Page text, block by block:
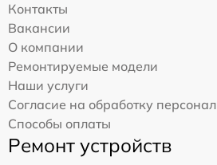
Контакты
Вакансии
О компании
Ремонтируемые модели
Наши услуги
Согласие на обработку
Способы оплаты
Ремонт устройств